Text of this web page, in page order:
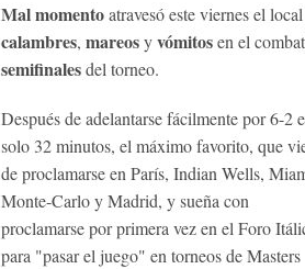
Mal momentoatravesó este viernes el local
calambres, mareosyvómitosen el
semifinalesdel torneo.
Después de adelantarse fácilmente por 6-2
solo 32 minutos, el máximo favorito, que
de proclamarse en París, Indian Wells,
Monte-Carlo y Madrid, y sueña con
proclamarse por primera vez en el Foro
para "pasar el juego" en torneos de Masters